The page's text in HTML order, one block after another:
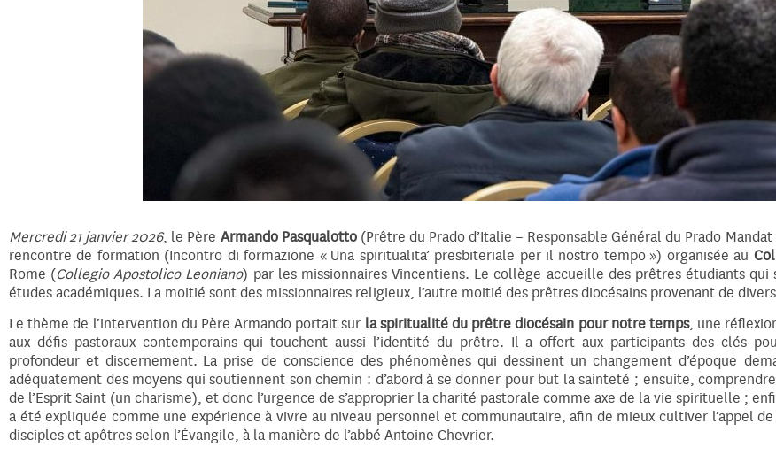
Mercredi 21 janvier 2026, le Père Armando Pasqualotto(Prêtre du Prado d’Italie – Responsable Général du Prado
rencontre de formation (Incontro di formazione « Una spiritualita’ presbiteriale per il nostro tempo ») organisée au
Rome (Collegio Apostolico Leoniano) par les missionnaires Vincentiens. Le collège accueille des prêtres étudiants qui
études académiques. La moitié sont des missionnaires religieux, l’autre moitié des prêtres diocésains provenant de
Le thème de l’intervention du Père Armando portait sur la spiritualité du prêtre diocésain pour notre temps, une
aux défis pastoraux contemporains qui touchent aussi l’identité du prêtre. Il a offert aux participants des clés
profondeur et discernement. La prise de conscience des phénomènes qui dessinent un changement d’époque
adéquatement des moyens qui soutiennent son chemin : d’abord à se donner pour but la sainteté ; ensuite,
de l’Esprit Saint (un charisme), et donc l’urgence de s’approprier la charité pastorale comme axe de la vie spirituelle ;
a été expliquée comme une expérience à vivre au niveau personnel et communautaire, afin de mieux cultiver l’appel
disciples et apôtres selon l’Évangile, à la manière de l’abbé Antoine Chevrier.